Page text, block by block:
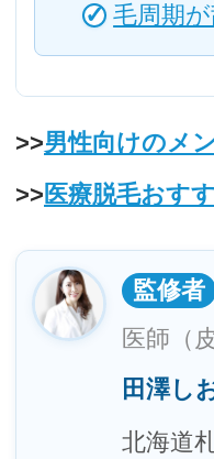
毛周期
>>男性向けのメ
>>医療脱毛おす
監修者
医師（
田澤し
北海道